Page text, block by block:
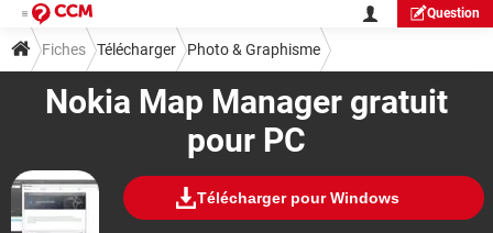
Question
Nokia Map Manager gratuit
pour PC
Télécharger pour Windows
Fiches Télécharger Photo & Graphisme